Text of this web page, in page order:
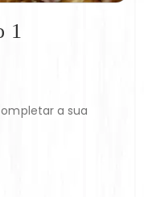
1
a sua